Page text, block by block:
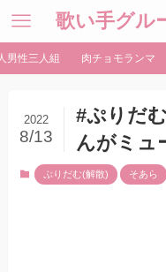
歌い手グル
男性三人組 肉チョモランマ
#ぷりだ
んがミュ
2022
8/13
ぷりだむ(解散) そあら